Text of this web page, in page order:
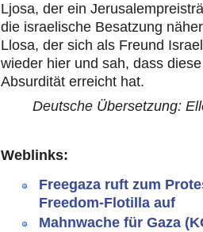
Ljosa, der ein
die israelische Besatzung
Llosa, der sich als Freund
wieder hier und sah, dass
Absurdität erreicht hat.
Deutsche Übersetzung:
Weblinks:
Freegaza ruft zum
Freedom-Flotilla auf
Mahnwache für Gaza